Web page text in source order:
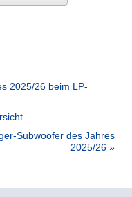
2025/26 beim LP-
Subwoofer des Jahres
2025/26 »